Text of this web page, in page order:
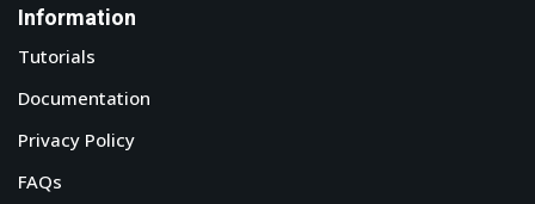
Information
Tutorials
Documentation
Privacy Policy
FAQs